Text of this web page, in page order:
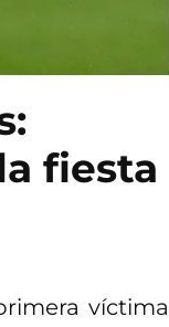
fiesta
víctima